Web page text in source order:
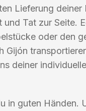
Lieferung deiner
und Tat zur Seite.
oder den
Gijón
deiner
in guten Händen.